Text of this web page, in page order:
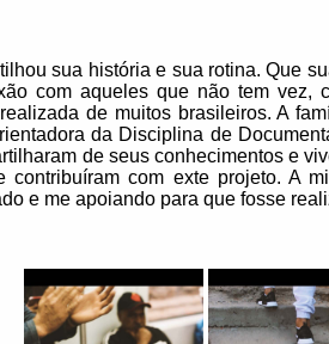
sua história e sua rotina. Que
com aqueles que não tem vez,
de muitos brasileiros. A
da Disciplina de
de seus conhecimentos e
contribuíram com exte projeto. A
e me apoiando para que fosse